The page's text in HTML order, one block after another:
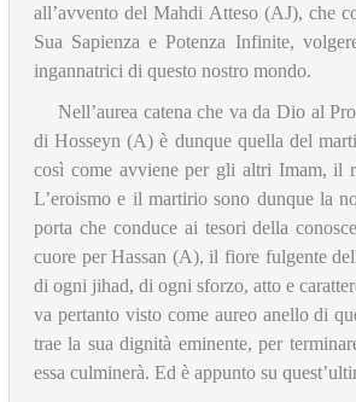
all’avvento del Mahdi Atteso (AJ), che
Sua Sapienza e Potenza Infinite,
ingannatrici di questo nostro mondo.
Nell’aurea catena che va da Dio al
di Hosseyn (A) è dunque quella del
così come avviene per gli altri Imam, il
L’eroismo e il martirio sono dunque la
porta che conduce ai tesori della
cuore per Hassan (A), il fiore fulgente
di ogni jihad, di ogni sforzo, atto e
va pertanto visto come aureo anello di
trae la sua dignità eminente, per
essa culminerà. Ed è appunto su